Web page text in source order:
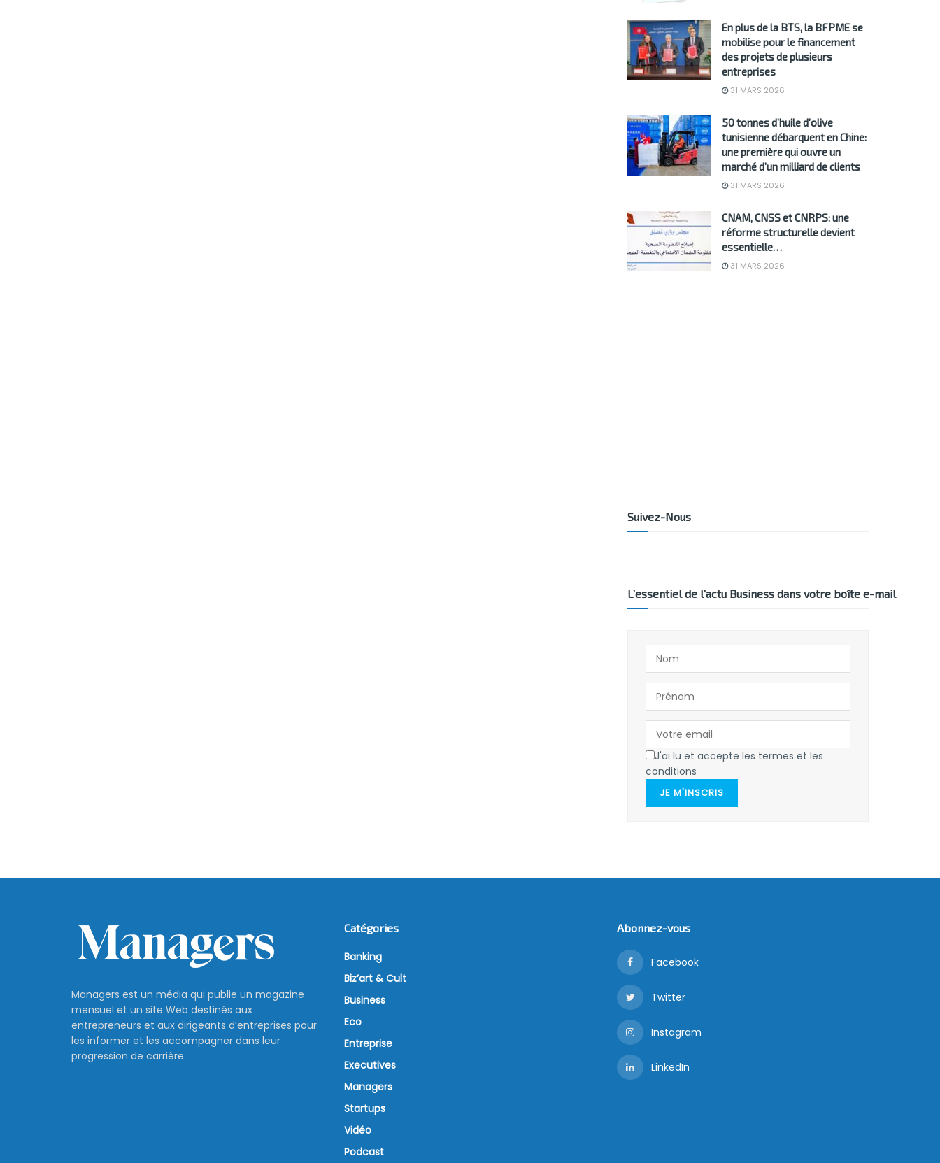
En plus de la BTS, la BFPME se
mobilise pour le financement
des projets de plusieurs
entreprises
31 MARS 2026
50 tonnes d’huile d’olive
tunisienne débarquent en Chine:
une première qui ouvre un
marché d’un milliard de clients
31 MARS 2026
CNAM, CNSS et CNRPS: une
réforme structurelle devient
essentielle…
31 MARS 2026
Suivez-Nous
L’essentiel de l’actu Business dans votre boîte e-mail
J'ai lu et accepte les termes et les
conditions
JE M'INSCRIS
Managers est un média qui publie un magazine
mensuel et un site Web destinés aux
entrepreneurs et aux dirigeants d’entreprises pour
les informer et les accompagner dans leur
progression de carrière
Catégories
Banking
Biz’art & Cult
Business
Eco
Entreprise
Executives
Managers
Startups
Vidéo
Podcast
Abonnez-vous
Facebook
Twitter
Instagram
LinkedIn